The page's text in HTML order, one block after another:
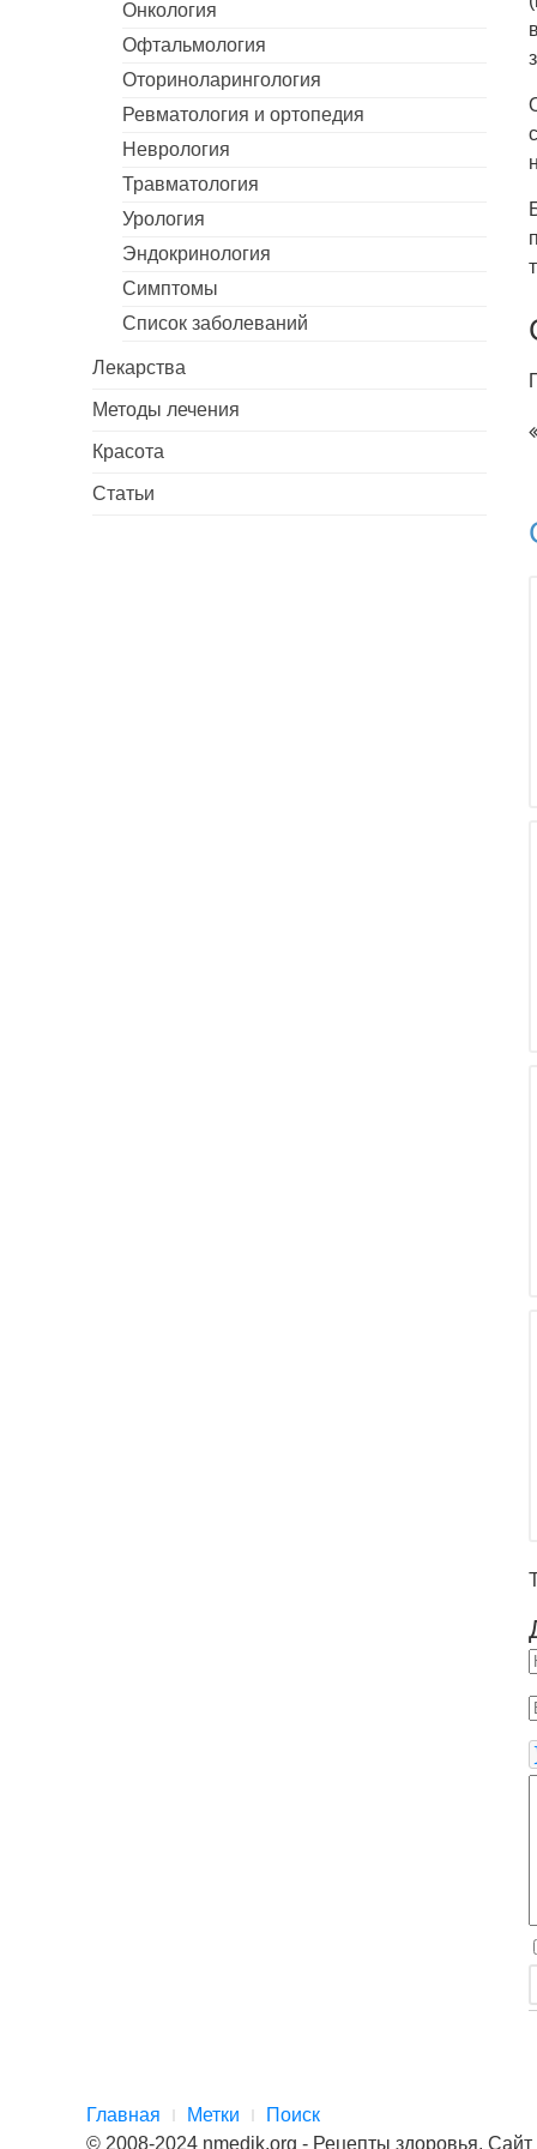
Онкология
Офтальмология
Оториноларингология
Ревматология и ортопедия
Неврология
Травматология
Урология
Эндокринология
Симптомы
Список заболеваний
Лекарства
Методы лечения
Красота
Статьи
Главная Метки
Поиск
© 2008-2024 nmedik.org - Рецепты здоровья.